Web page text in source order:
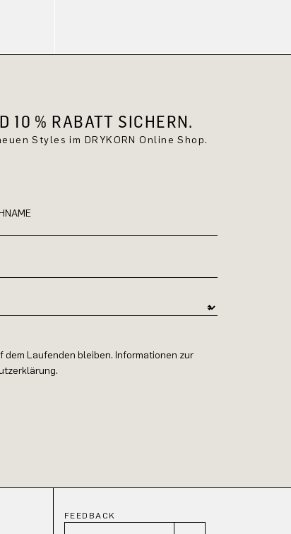
10 % RABATT SICHERN.
Styles im DRYKORN Online Shop.
dem Laufenden bleiben. Informationen zur
FEEDBACK